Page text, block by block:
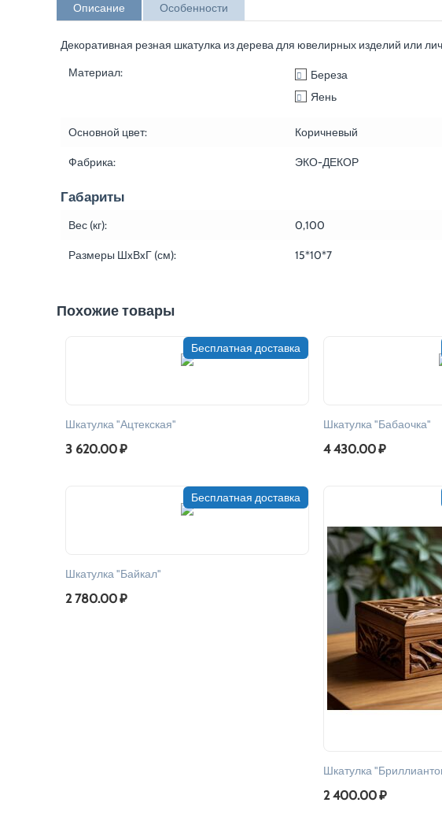
Описание Особенности
Декоративная резная шкатулка из дерева для ювелирных изделий или
Материал:
Береза
Яень
Основной цвет: Коричневый
Фабрика: ЭКО-ДЕКОР
Габариты
Вес (кг): 0,100
Размеры ШxВxГ (см): 15*10*7
Похожие товары
Бесплатная доставка
Шкатулка "Ацтекская"
3 620.00₽
Шкатулка "Бабаочка"
4 430.00₽
Бесплатная доставка
Шкатулка "Байкал"
2 780.00₽
Шкатулка
2 400.00₽